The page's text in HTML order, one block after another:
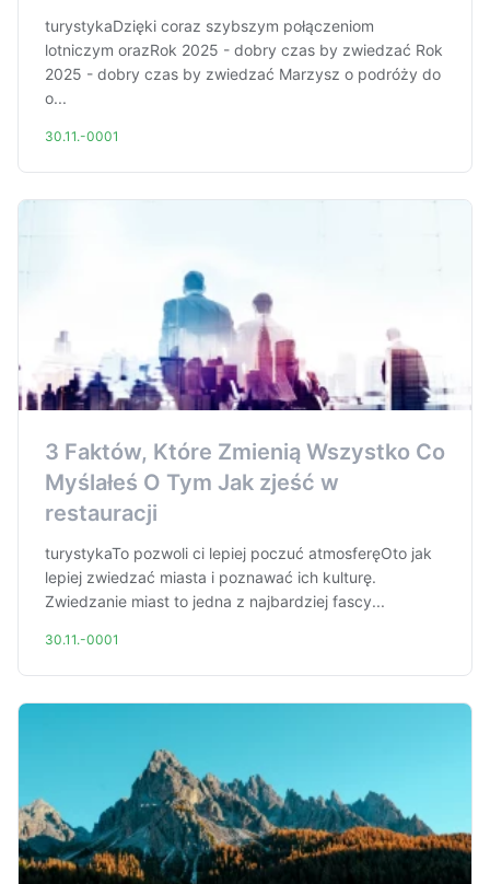
turystykaDzięki coraz szybszym połączeniom
lotniczym orazRok 2025 - dobry czas by zwiedzać Rok
2025 - dobry czas by zwiedzać Marzysz o podróży do
o...
30.11.-0001
3 Faktów, Które Zmienią Wszystko Co
Myślałeś O Tym Jak zjeść w
restauracji
turystykaTo pozwoli ci lepiej poczuć atmosferęOto jak
lepiej zwiedzać miasta i poznawać ich kulturę.
Zwiedzanie miast to jedna z najbardziej fascy...
30.11.-0001